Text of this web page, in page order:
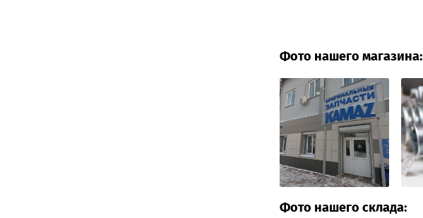
Фото нашего магазина:
Фото нашего склада: